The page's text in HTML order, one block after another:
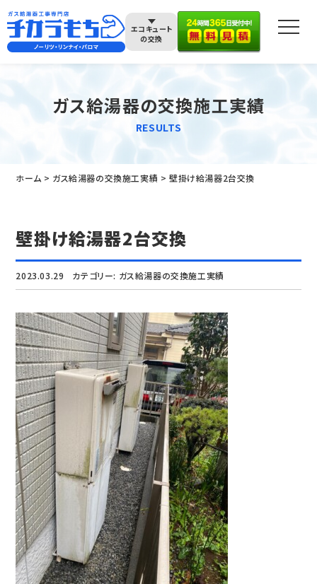
エコキュート
の交換
ガス給湯器の交換施工実績
RESULTS
ホーム ガス給湯器の交換施工実績 壁掛け給湯器2台交換
壁掛け給湯器2台交換
2023.03.29 カテゴリー: ガス給湯器の交換施工実績